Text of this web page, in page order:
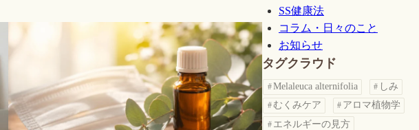
SS健康法
コラム・日々のこと
お知らせ
タグクラウド
Melaleuca alternifolia
しみ
むくみケア
アロマ植物学
エネルギーの見方